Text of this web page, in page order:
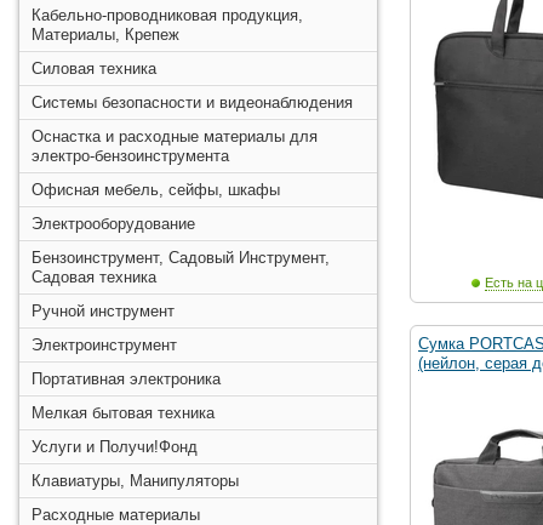
Кабельно-проводниковая продукция,
Материалы, Крепеж
Силовая техника
Системы безопасности и видеонаблюдения
Оснастка и расходные материалы для
электро-бензоинструмента
Офисная мебель, сейфы, шкафы
Электрооборудование
Бензоинструмент, Садовый Инструмент,
Садовая техника
Ручной инструмент
Электроинструмент
Портативная электроника
Мелкая бытовая техника
Услуги и Получи!Фонд
Клавиатуры, Манипуляторы
Расходные материалы
Есть на
Сумка
(нейлон, серая